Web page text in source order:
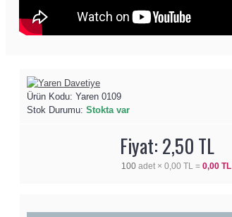
Ürün Kodu: Yaren 0109
Stok Durumu: Stokta var
Fiyat: 2,50 TL
100 adet × 0,00 TL = 0,00 TL